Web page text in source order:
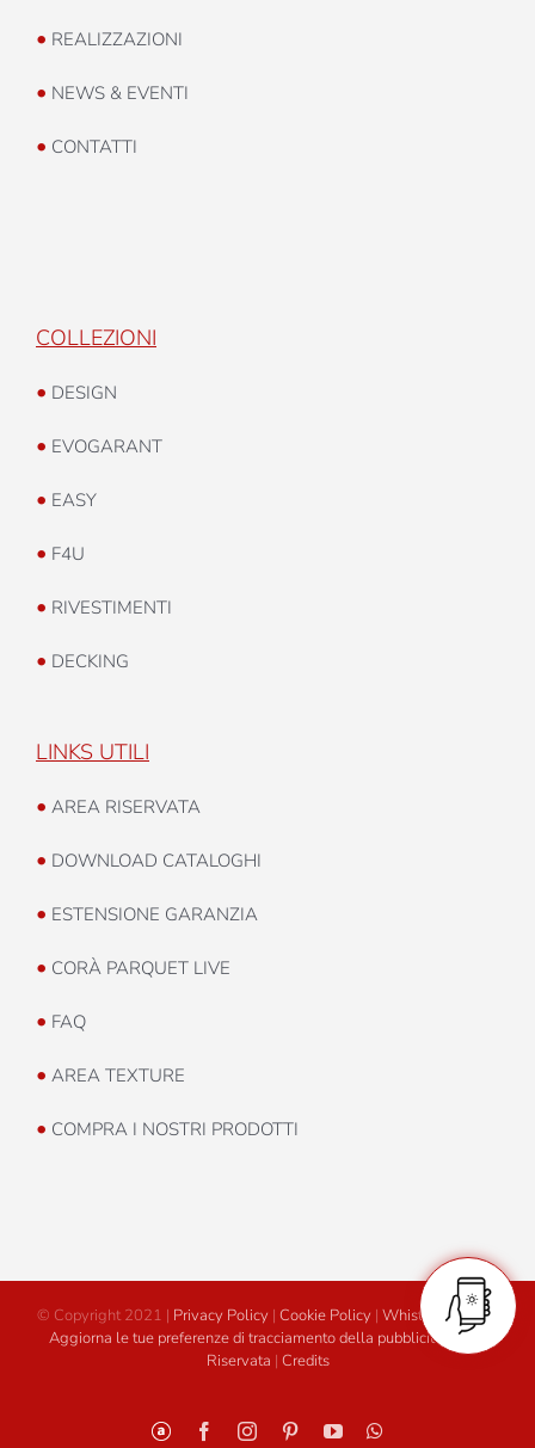
• REALIZZAZIONI
• NEWS & EVENTI
• CONTATTI
COLLEZIONI
• DESIGN
• EVOGARANT
• EASY
• F4U
• RIVESTIMENTI
• DECKING
LINKS UTILI
• AREA RISERVATA
• DOWNLOAD CATALOGHI
• ESTENSIONE GARANZIA
• CORÀ PARQUET LIVE
• FAQ
• AREA TEXTURE
• COMPRA I NOSTRI PRODOTTI
© Copyright 2021 | Privacy Policy | Cookie Policy | Whistleblowing
Aggiorna le tue preferenze di tracciamento della pubblicità
Area
Riservata | Credits
PersonalizzatoFacebookInstagramPinterestYouTube